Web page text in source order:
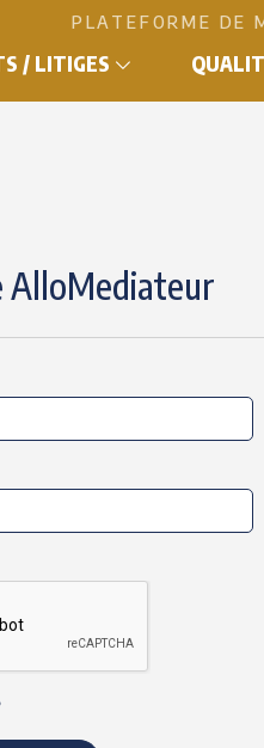
PLATEFORME DE
/ LITIGES
AlloMediateur